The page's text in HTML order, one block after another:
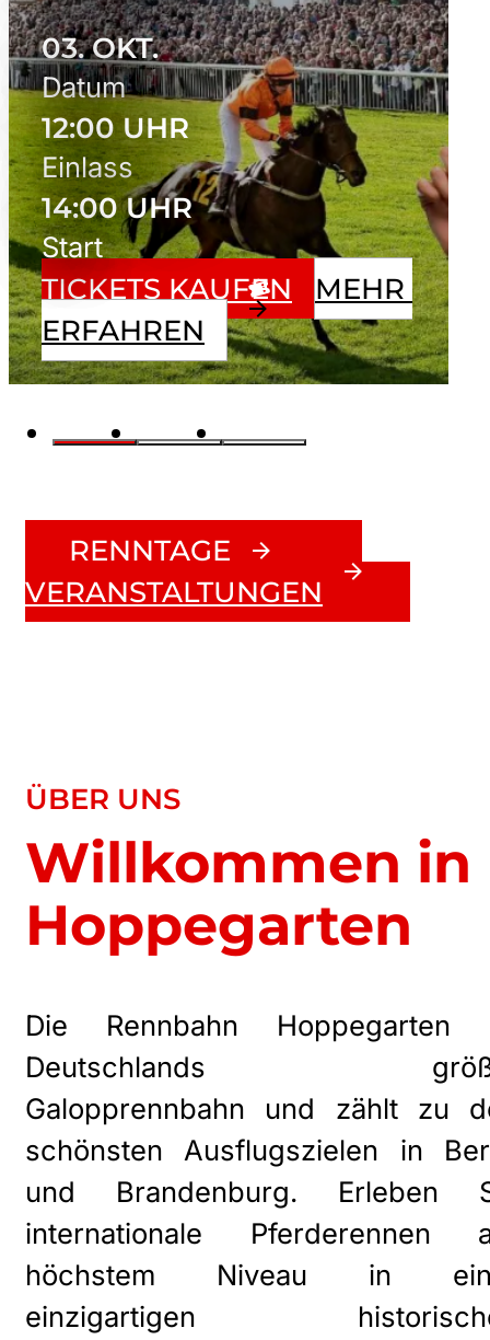
03. OKT.
Datum
12:00 UHR
Einlass
14:00 UHR
Start
TICKETS KAUFEN
MEHR
ERFAHREN
RENNTAGE
VERANSTALTUNGEN
ÜBER UNS
Willkommen in
Hoppegarten
Die Rennbahn Hoppegarten
Deutschlands
Galopprennbahn und zählt zu
schönsten Ausflugszielen in
und Brandenburg. Erleben
internationale Pferderennen
höchstem Niveau in
einzigartigen